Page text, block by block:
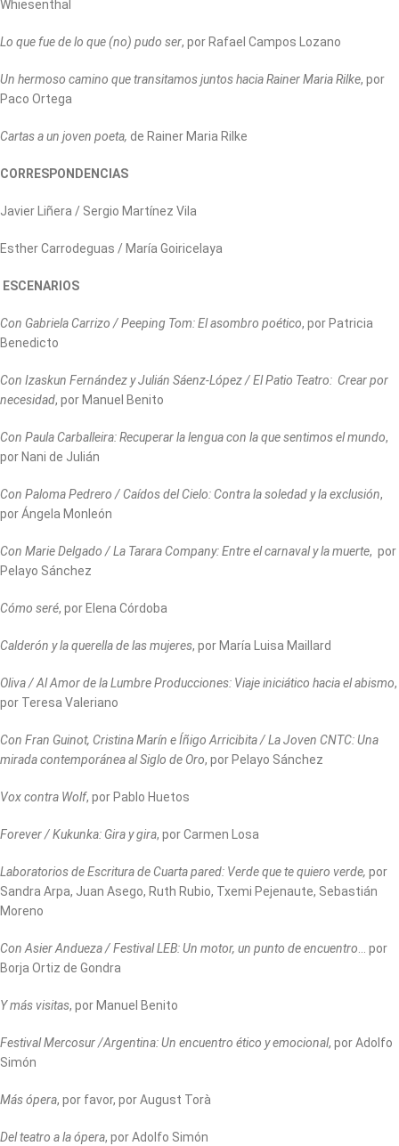
Whiesenthal
Lo que fue de lo que (no) pudo ser, por Rafael Campos Lozano
Un hermoso camino que transitamos juntos hacia Rainer Maria Rilke, por
Paco Ortega
Cartas a un joven poeta, de Rainer Maria Rilke
CORRESPONDENCIAS
Javier Liñera / Sergio Martínez Vila
Esther Carrodeguas / María Goiricelaya
ESCENARIOS
Con Gabriela Carrizo / Peeping Tom: El asombro poético, por Patricia
Benedicto
Con Izaskun Fernández y Julián Sáenz-López / El Patio Teatro: Crear por
necesidad, por Manuel Benito
Con Paula Carballeira: Recuperar la lengua con la que sentimos el mundo,
por Nani de Julián
Con Paloma Pedrero / Caídos del Cielo: Contra la soledad y la exclusión,
por Ángela Monleón
Con Marie Delgado / La Tarara Company: Entre el carnaval y la muerte, por
Pelayo Sánchez
Cómo seré, por Elena Córdoba
Calderón y la querella de las mujeres, por María Luisa Maillard
Oliva / Al Amor de la Lumbre Producciones: Viaje iniciático hacia el abismo,
por Teresa Valeriano
Con Fran Guinot, Cristina Marín e Íñigo Arricibita / La Joven CNTC: Una
mirada contemporánea al Siglo de Oro, por Pelayo Sánchez
Vox contra Wolf, por Pablo Huetos
Forever / Kukunka: Gira y gira, por Carmen Losa
Laboratorios de Escritura de Cuarta pared: Verde que te quiero verde, por
Sandra Arpa, Juan Asego, Ruth Rubio, Txemi Pejenaute, Sebastián
Moreno
Con Asier Andueza / Festival LEB: Un motor, un punto de encuentro… por
Borja Ortiz de Gondra
Y más visitas, por Manuel Benito
Festival Mercosur /Argentina: Un encuentro ético y emocional, por Adolfo
Simón
Más ópera, por favor, por August Torà
Del teatro a la ópera, por Adolfo Simón